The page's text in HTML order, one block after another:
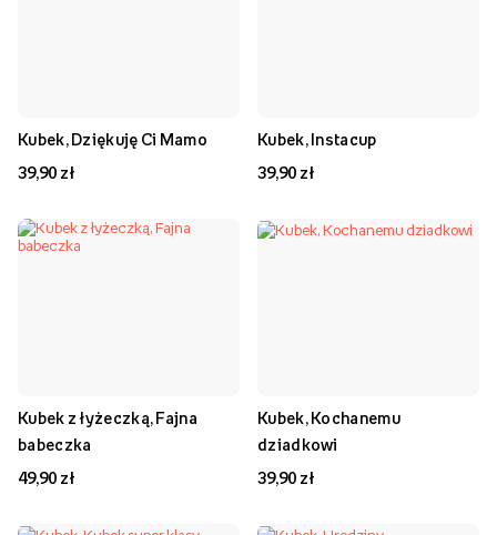
Kubek, Dziękuję Ci Mamo
39,90 zł
Kubek, Instacup
39,90 zł
Kubek z łyżeczką, Fajna
babeczka
49,90 zł
Kubek, Kochanemu
dziadkowi
39,90 zł